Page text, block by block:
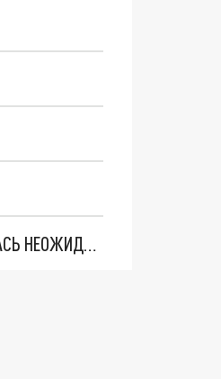
ИСТОРИЯ ДВУХ "ПОТЕРЯВШИХСЯ В ЛЕСУ" ЧЕЛЯБИНСКИХ ШКОЛЬНИЦ ЗАКОНЧИЛАСЬ НЕОЖИДАННО